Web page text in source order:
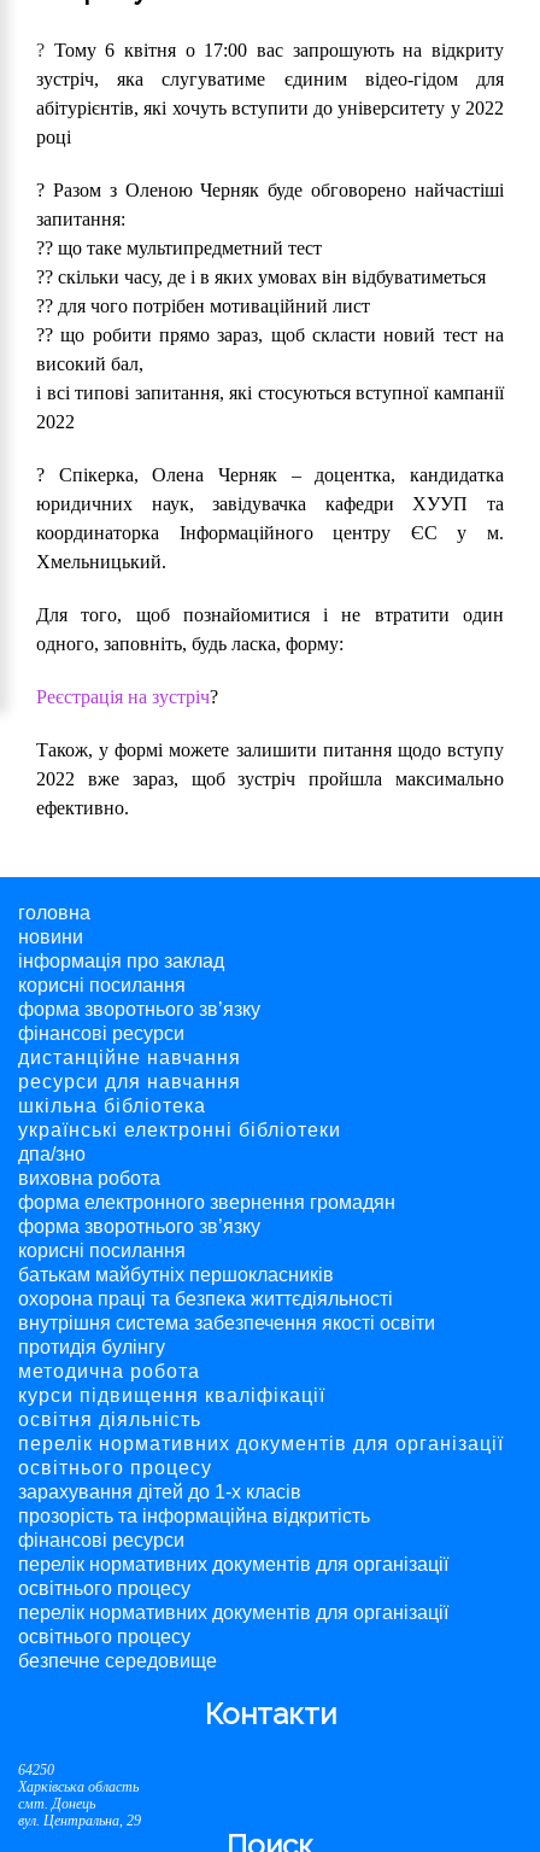
? Тому 6 квітня о 17:00 вас запрошують на відкриту
зустріч, яка слугуватиме єдиним відео-гідом для
абітурієнтів, які хочуть вступити до університету у 2022
році
? Разом з Оленою Черняк буде обговорено найчастіші
запитання:
?? що таке мультипредметний тест
?? скільки часу, де і в яких умовах він відбуватиметься
?? для чого потрібен мотиваційний лист
?? що робити прямо зараз, щоб скласти новий тест на
високий бал,
і всі типові запитання, які стосуються вступної кампанії
2022
? Спікерка, Олена Черняк – доцентка, кандидатка
юридичних наук, завідувачка кафедри ХУУП та
координаторка Інформаційного центру ЄС у м.
Хмельницький.
Для того, щоб познайомитися і не втратити один
одного, заповніть, будь ласка, форму:
Реєстрація на зустріч?
Також, у формі можете залишити питання щодо вступу
2022 вже зараз, щоб зустріч пройшла максимально
ефективно.
головна
новини
інформація про заклад
корисні посилання
форма зворотнього зв’язку
фінансові ресурси
дистанційне навчання
ресурси для навчання
шкільна бібліотека
українські електронні бібліотеки
дпа/зно
виховна робота
форма електронного звернення громадян
форма зворотнього зв’язку
корисні посилання
батькам майбутніх першокласників
охорона праці та безпека життєдіяльності
внутрішня система забезпечення якості освіти
протидія булінгу
методична робота
курси підвищення кваліфікації
освітня діяльність
перелік нормативних документів для організації
освітнього процесу
зарахування дітей до 1-х класів
прозорість та інформаційна відкритість
фінансові ресурси
перелік нормативних документів для організації
освітнього процесу
перелік нормативних документів для організації
освітнього процесу
безпечне середовище
Контакти
64250
Харківська область
смт. Донець
вул. Центральна, 29